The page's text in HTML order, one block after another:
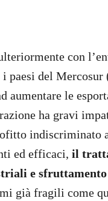
con
paesi del
aumentare le
ha gravi
indiscriminato
ed efficaci, il
e
già fragili come